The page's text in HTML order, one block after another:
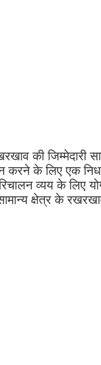
की जिम्मेदारी
करने के लिए एक
व्यय के लिए
क्षेत्र के